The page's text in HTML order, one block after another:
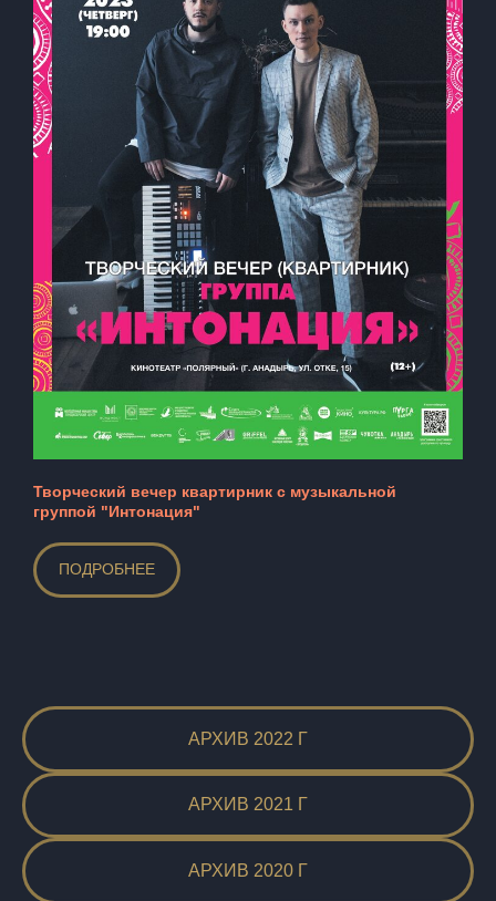
Творческий вечер квартирник с музыкальной
группой "Интонация"
ПОДРОБНЕЕ
АРХИВ 2022 Г
АРХИВ 2021 Г
АРХИВ 2020 Г